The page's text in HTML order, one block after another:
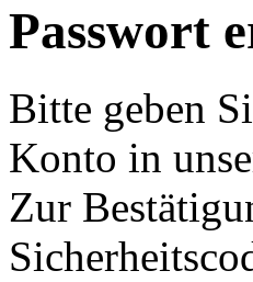
Passwort
Bitte geben
Konto in
Zur